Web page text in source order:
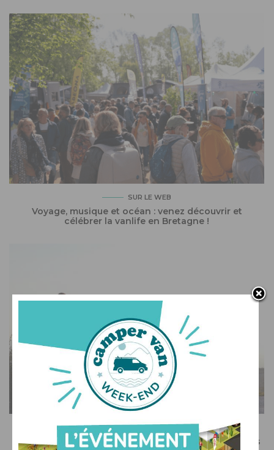
SUR LE WEB
Voyage, musique et océan : venez découvrir et
célébrer la vanlife en Bretagne !
SUR LE WEB
Recevez le meilleur de l’actualité du camping-car dans